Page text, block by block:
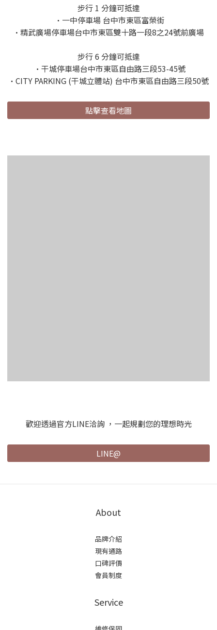
步行 1 分鐘可抵達
•一中停車場 台中市東區富榮街
•精武廣場停車場台中市東區雙十路一段8之24號前廣場
步行 6 分鐘可抵達
•干城停車場台中市東區自由路三段53-45號
•CITY PARKING (干城立體站) 台中市東區自由路三段50號
點擊查看地圖
歡迎透過官方LINE洽詢 ，一起規劃您的理想時光
LINE@
About
品牌介紹
現有通路
口碑評價
會員制度
Service